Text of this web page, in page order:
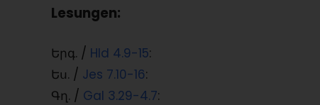
Lesungen:
Երգ. / Hld 4.9-15:
Ես. / Jes 7.10-16:
Գղ. / Gal 3.29-4.7: